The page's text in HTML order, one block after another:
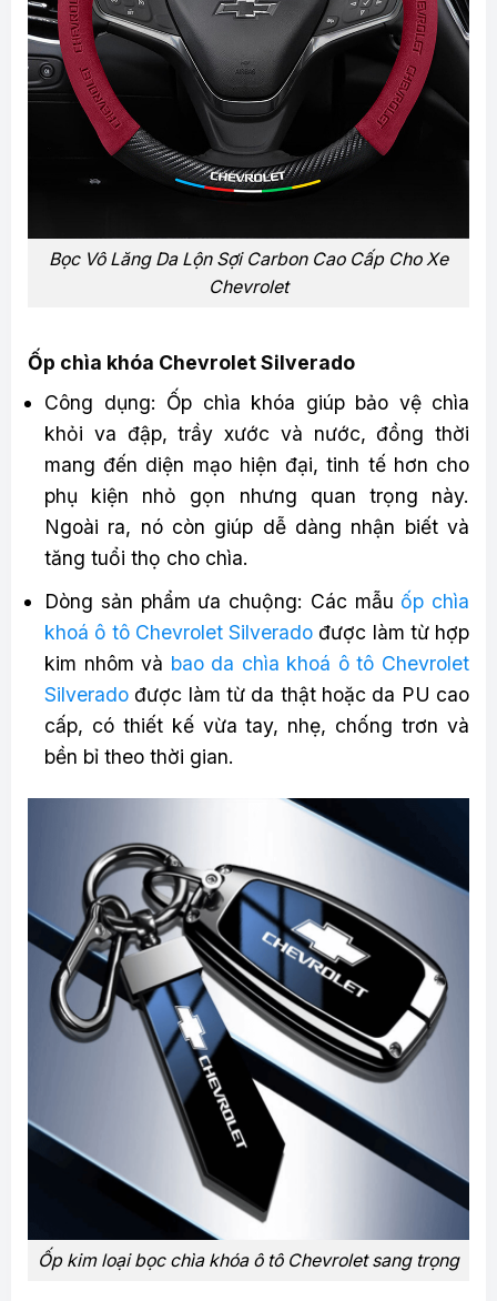
Bọc Vô Lăng Da Lộn Sợi Carbon Cao Cấp Cho Xe
Chevrolet
Ốp chìa khóa Chevrolet Silverado
Công dụng: Ốp chìa khóa giúp bảo vệ chìa
khỏi va đập, trầy xước và nước, đồng thời
mang đến diện mạo hiện đại, tinh tế hơn cho
phụ kiện nhỏ gọn nhưng quan trọng này.
Ngoài ra, nó còn giúp dễ dàng nhận biết và
tăng tuổi thọ cho chìa.
Dòng sản phẩm ưa chuộng: Các mẫu ốp chìa
khoá ô tô Chevrolet Silverado được làm từ hợp
kim nhôm và bao da chìa khoá ô tô Chevrolet
Silverado được làm từ da thật hoặc da PU cao
cấp, có thiết kế vừa tay, nhẹ, chống trơn và
bền bỉ theo thời gian.
Ốp kim loại bọc chìa khóa ô tô Chevrolet sang trọng